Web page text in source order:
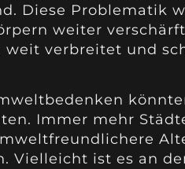
Diese Problematik
weiter
weit verbreitet und
Immer mehr
Vielleicht ist es an